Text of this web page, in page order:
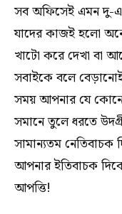
সব অফিসেই এমন দু-
যাদের কাজই হলো
খাটো করে দেখা বা
সবাইকে বলে
সময় আপনার যে
সমানে তুলে ধরতে
সামান্যতম নেতিবাচক
আপনার ইতিবাচক
আপত্তি!